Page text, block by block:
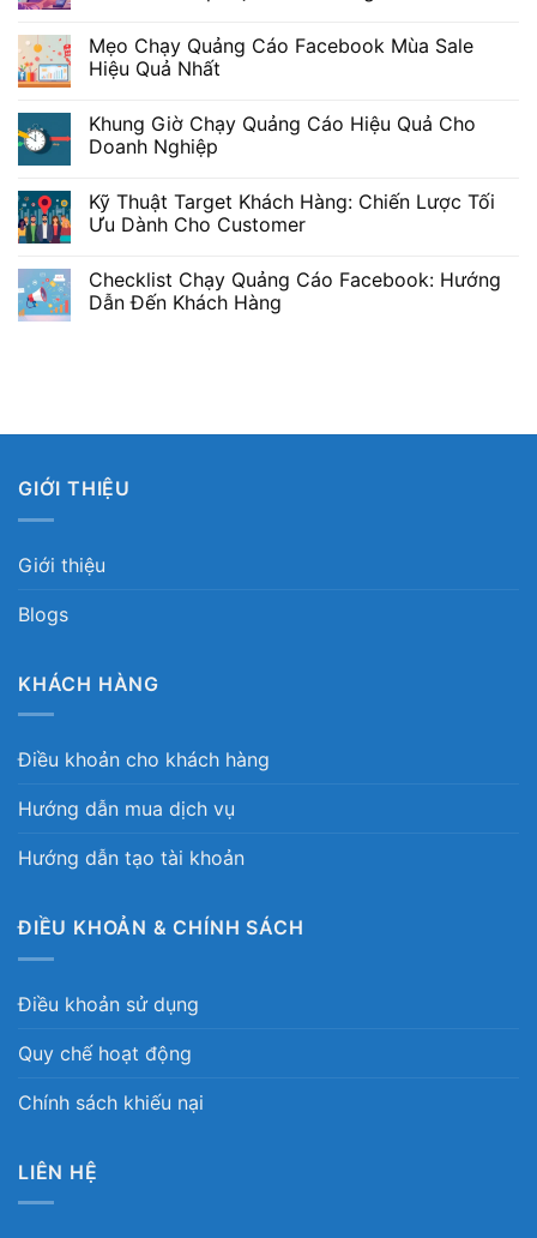
Mẹo Chạy Quảng Cáo Facebook Mùa Sale
Hiệu Quả Nhất
Khung Giờ Chạy Quảng Cáo Hiệu Quả Cho
Doanh Nghiệp
Kỹ Thuật Target Khách Hàng: Chiến Lược Tối
Ưu Dành Cho Customer
Checklist Chạy Quảng Cáo Facebook: Hướng
Dẫn Đến Khách Hàng
GIỚI THIỆU
Giới thiệu
Blogs
KHÁCH HÀNG
Điều khoản cho khách hàng
Hướng dẫn mua dịch vụ
Hướng dẫn tạo tài khoản
ĐIỀU KHOẢN & CHÍNH SÁCH
Điều khoản sử dụng
Quy chế hoạt động
Chính sách khiếu nại
LIÊN HỆ